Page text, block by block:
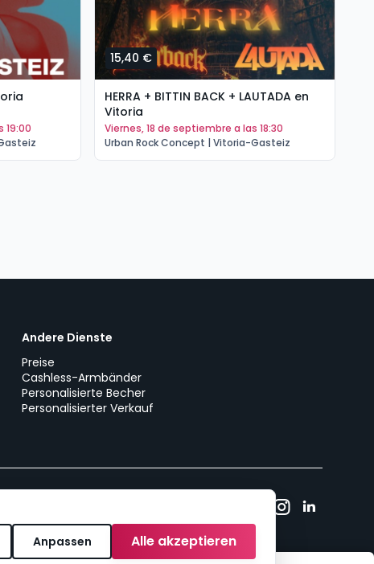
19:00
15,40 €
HERRA + BITTIN BACK + LAUTADA en
Vitoria
viernes, 18 de septiembre a las 18:30
Urban Rock Concept | Vitoria-Gasteiz
Andere Dienste
Preise
Cashless-Armbänder
Personalisierte Becher
Personalisierter Verkauf
Anpassen Alle akzeptieren